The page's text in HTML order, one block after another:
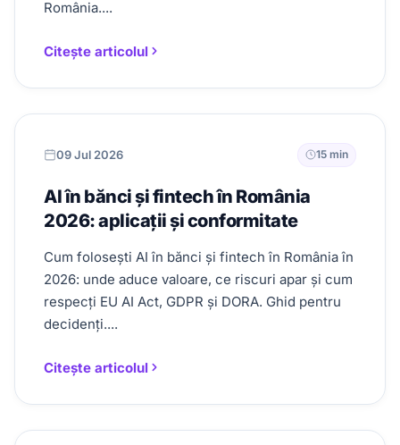
România....
Citește articolul
09 Jul 2026 15 min
AI în bănci și fintech în România
2026: aplicații și conformitate
Cum folosești AI în bănci și fintech în România în
2026: unde aduce valoare, ce riscuri apar și cum
respecți EU AI Act, GDPR și DORA. Ghid pentru
decidenți....
Citește articolul